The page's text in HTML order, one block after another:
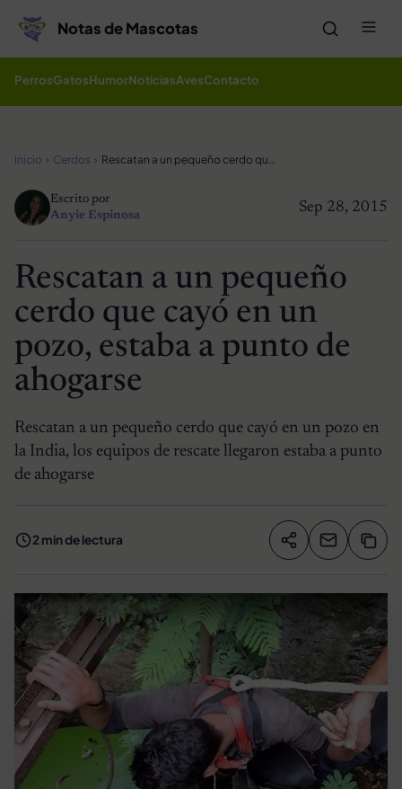
Notas de Mascotas
PerrosGatosHumorNoticiasAvesContacto
Inicio Cerdos Rescatan a un pequeño cerdo que cayó en un pozo, estaba a punto de ahogarse
Sep 28, 2015
Escrito por
Anyie Espinosa
Rescatan a un pequeño
cerdo que cayó en un
pozo, estaba a punto de
ahogarse
Rescatan a un pequeño cerdo que cayó en un pozo en
la India, los equipos de rescate llegaron estaba a punto
de ahogarse
2 min de lectura Compartir